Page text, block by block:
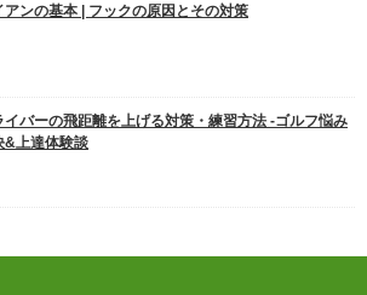
アンの基本 | フックの原因とその対策
イバーの飛距離を上げる対策・練習方法 -ゴルフ悩み
&上達体験談